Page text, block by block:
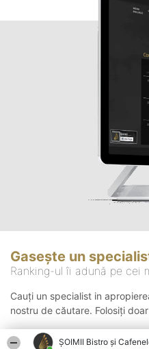
ȘOIMII Bistro și
Gasește un
Ranking-ul îi adună pe cei
Cauți un specialist in
nostru de căutare. Folosiți